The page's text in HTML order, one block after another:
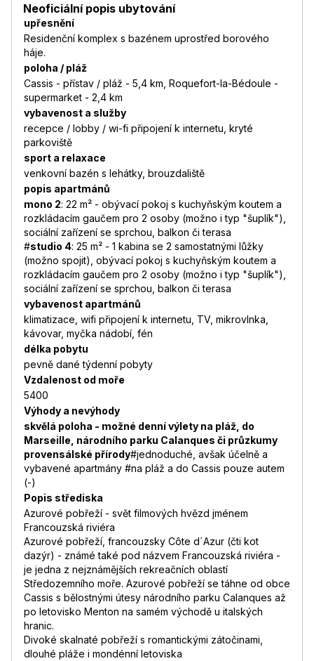
Neoficiální popis ubytování
upřesnění
Residenční komplex s bazénem uprostřed borového
háje.
poloha / pláž
Cassis - přístav / pláž - 5,4 km, Roquefort-la-Bédoule -
supermarket - 2,4 km
vybavenost a služby
recepce / lobby / wi-fi připojení k internetu, kryté
parkoviště
sport a relaxace
venkovní bazén s lehátky, brouzdaliště
popis apartmánů
mono 2: 22 m² - obývací pokoj s kuchyňským koutem a
rozkládacím gaučem pro 2 osoby (možno i typ "šuplík"),
sociální zařízení se sprchou, balkon či terasa
#studio 4: 25 m² - 1 kabina se 2 samostatnými lůžky
(možno spojit), obývací pokoj s kuchyňským koutem a
rozkládacím gaučem pro 2 osoby (možno i typ "šuplík"),
sociální zařízení se sprchou, balkon či terasa
vybavenost apartmánů
klimatizace, wifi připojení k internetu, TV, mikrovlnka,
kávovar, myčka nádobí, fén
délka pobytu
pevně dané týdenní pobyty
Vzdalenost od moře
5400
Výhody a nevýhody
skvělá poloha - možné denní výlety na pláž, do
Marseille, národního parku Calanques či průzkumy
provensálské přírody#jednoduché, avšak účelně a
vybavené apartmány #na pláž a do Cassis pouze autem
(-)
Popis střediska
Azurové pobřeží - svět filmových hvězd jménem
Francouzská riviéra
Azurové pobřeží, francouzsky Côte d´Azur (čti kot
dazýr) - známé také pod názvem Francouzská riviéra -
je jedna z nejznámějších rekreačních oblastí
Středozemního moře. Azurové pobřeží se táhne od obce
Cassis s bělostnými útesy národního parku Calanques až
po letovisko Menton na samém východě u italských
hranic.
Divoké skalnaté pobřeží s romantickými zátočinami,
dlouhé pláže i mondénní letoviska